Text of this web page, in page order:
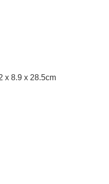
x 8.9 x 28.5cm